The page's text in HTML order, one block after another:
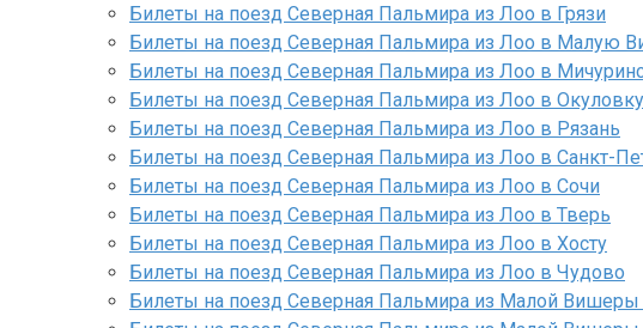
Билеты на поезд Северная Пальмира из Лоо в Грязи
Билеты на поезд Северная Пальмира из Лоо в Малую
Билеты на поезд Северная Пальмира из Лоо в
Билеты на поезд Северная Пальмира из Лоо в Окуловку
Билеты на поезд Северная Пальмира из Лоо в Рязань
Билеты на поезд Северная Пальмира из Лоо в Санкт-
Билеты на поезд Северная Пальмира из Лоо в Сочи
Билеты на поезд Северная Пальмира из Лоо в Тверь
Билеты на поезд Северная Пальмира из Лоо в Хосту
Билеты на поезд Северная Пальмира из Лоо в Чудово
Билеты на поезд Северная Пальмира из Малой